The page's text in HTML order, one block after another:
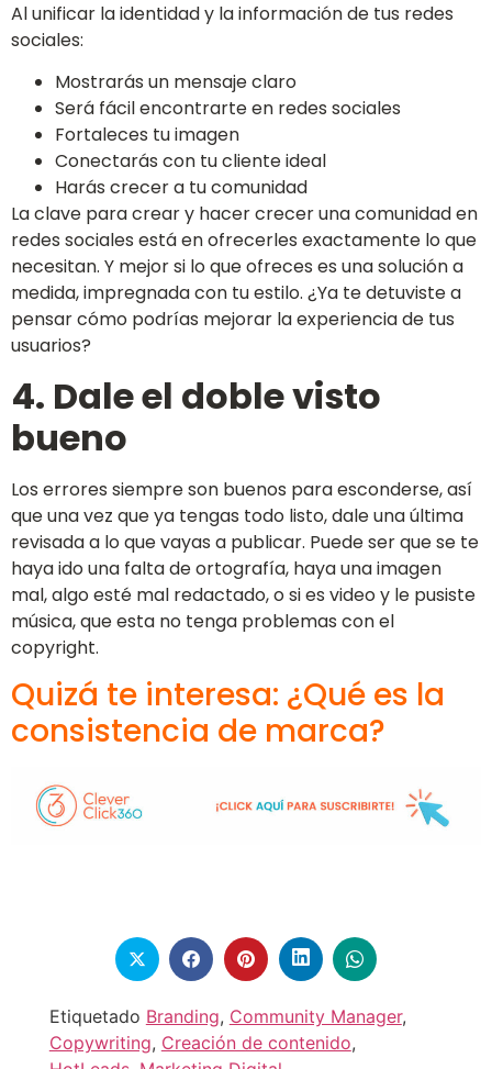
Al unificar la identidad y la información de tus redes
sociales:
Mostrarás un mensaje claro
Será fácil encontrarte en redes sociales
Fortaleces tu imagen
Conectarás con tu cliente ideal
Harás crecer a tu comunidad
La clave para crear y hacer crecer una comunidad en
redes sociales está en ofrecerles exactamente lo que
necesitan. Y mejor si lo que ofreces es una solución a
medida, impregnada con tu estilo. ¿Ya te detuviste a
pensar cómo podrías mejorar la experiencia de tus
usuarios?
4. Dale el doble visto
bueno
Los errores siempre son buenos para esconderse, así
que una vez que ya tengas todo listo, dale una última
revisada a lo que vayas a publicar. Puede ser que se te
haya ido una falta de ortografía, haya una imagen
mal, algo esté mal redactado, o si es video y le pusiste
música, que esta no tenga problemas con el
copyright.
Quizá te interesa: ¿Qué es la
consistencia de marca?
Etiquetado Branding, Community Manager,
Copywriting, Creación de contenido,